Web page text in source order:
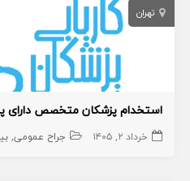
تهران
استخدام پزشکان متخصص دارای
خرداد ۲, ۱۴۰۵ جراح عمومی